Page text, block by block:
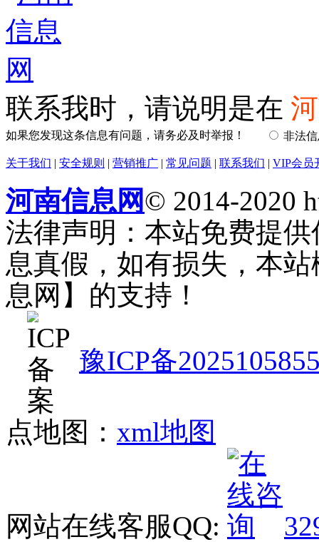
联系我时，请说明是在
如果您发现这条信息有问题，请务必及时举报！ 非法
关于我们 | 安全规则 | 营销推广 | 常见问题 | 联系我们 | VIP会员
河南信息网© 2014-2020
法律声明：本站免费提
息真假，如有损失，本
息网】的支持！
豫ICP备
点地图： xml地图
网站在线客服QQ: